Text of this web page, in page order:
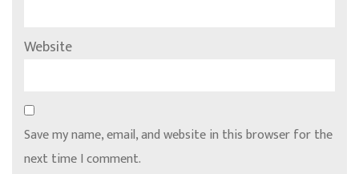
Website
Save my name, email, and website in this browser for the
next time I comment.